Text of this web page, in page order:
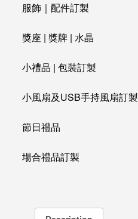
服飾｜配件訂製
獎座 | 獎牌 | 水晶
小禮品 | 包裝訂製
小風扇及USB手持風扇訂製
節日禮品
場合禮品訂製